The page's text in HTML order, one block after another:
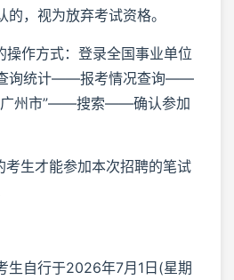
，视为放弃考试资格。
操作方式：登录全国事业单位
询统计——报考情况查询——
广州市”——搜索——确认参加
考生才能参加本次招聘的笔试
生自行于2026年7月1日(星期